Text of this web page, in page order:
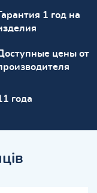
1 год на
цены от
года